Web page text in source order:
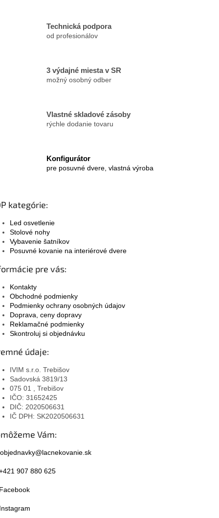
ý
p
Technická podpora
od profesionálov
3 výdajné miesta v SR
možný osobný odber
Vlastné skladové zásoby
rýchle dodanie tovaru
Konfigurátor
pre posuvné dvere, vlastná výroba
kategórie:
Led osvetlenie
Stolové nohy
Vybavenie šatníkov
Posuvné kovanie na interiérové dvere
pre vás:
Kontakty
Obchodné podmienky
Podmienky ochrany osobných údajov
Doprava, ceny dopravy
Reklamačné podmienky
Skontroluj si objednávku
údaje:
IVIM s.r.o. Trebišov
Sadovská 3819/13
075 01 , Trebišov
IČO: 31652425
DIČ: 2020506631
IČ DPH: SK2020506631
Vám:
objednavky@lacnekovanie.sk
907 880 625